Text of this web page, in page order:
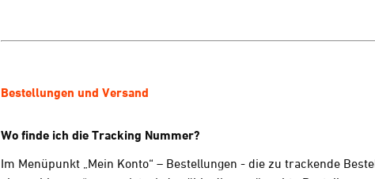
Bestellungen und Versand
Wo finde ich die Tracking Nummer?
Im Menüpunkt „Mein Konto“ – Bestellungen - die zu trackende